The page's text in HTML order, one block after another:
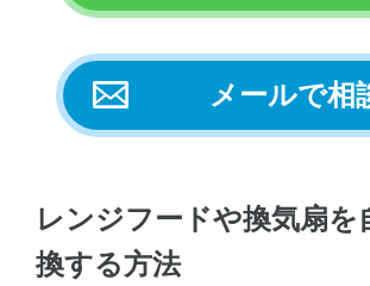
メールで相
レンジフードや換気扇を
換する方法